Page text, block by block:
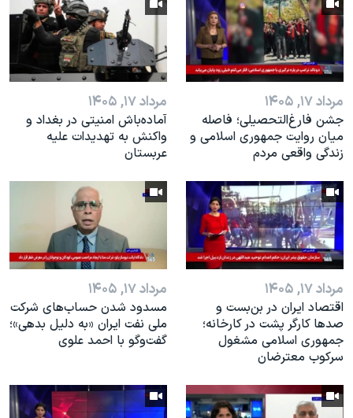
مرداد ۱۷, ۱۴۰۵
جشن فارغ‌التحصیلی؛ فاصله
میان روایت جمهوری اسلامی و
زندگی واقعی مردم
مرداد ۱۷, ۱۴۰۵
آماده‌باش امنیتی در بغداد و
واکنش به تهدیدات علیه
عربستان
مرداد ۱۷, ۱۴۰۵
اقتصاد ایران در بن‌بست و
صدها کارگر پشت در کارخانه؛
جمهوری اسلامی مشغول
سرکوب معترضان
مرداد ۱۷, ۱۴۰۵
مسدود شدن حساب‌های شرکت
ملی نفت ایران «به دلیل بدهی»؛
گفت‌و‌گو با احمد علوی